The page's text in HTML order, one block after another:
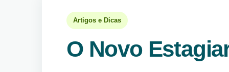
Artigos e Dicas
O Novo